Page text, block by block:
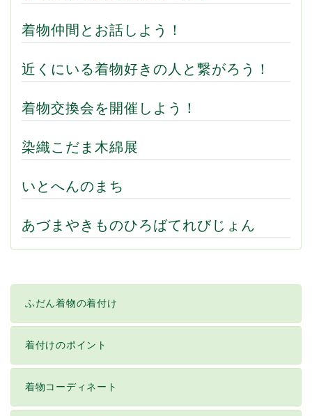
着物仲間とお話しよう！
近くにいる着物好きの人と繋がろう！
着物交換会を開催しよう！
染織こだま木綿展
いとへんのまち
あづまやきものひろばてれびじょん
ふだん着物の着付け
着付けのポイント
着物コーディネート